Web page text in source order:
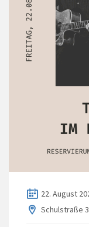
22. August
Schulstraße